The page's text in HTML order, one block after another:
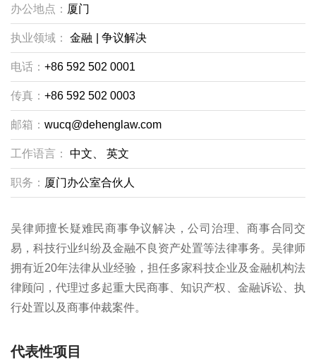
办公地点： 厦门
执业领域： 金融 争议解决
电话： +86 592 502 0001
传真： +86 592 502 0003
邮箱： wucq@dehenglaw.com
工作语言： 中文、 英文
职务： 厦门办公室合伙人
吴律师擅长疑难民商事争议解决，公司治理、商事合同交
易，科技行业纠纷及金融不良资产处置等法律事务。吴律师
拥有近20年法律从业经验，担任多家科技企业及金融机构法
律顾问，代理过多起重大民商事、知识产权、金融诉讼、执
行处置以及商事仲裁案件。
代表性项目